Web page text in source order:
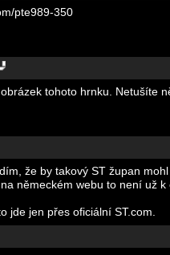
pte989-350
tohoto hrnku. Netušíte
že by takový ST župan
německém webu to není už k
jde jen přes oficiální ST.com.